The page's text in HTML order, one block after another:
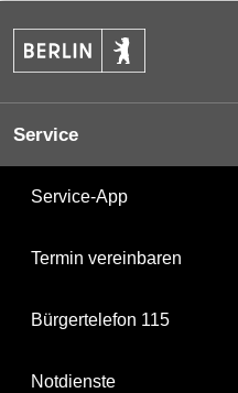
Service
Service-App
Termin vereinbaren
Bürgertelefon 115
Notdienste